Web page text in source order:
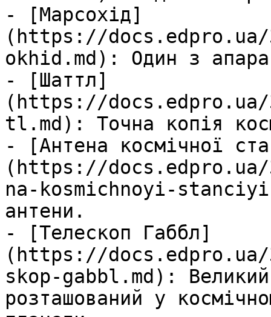
- [Марсохід]
(https://docs.edpro.ua/
okhid.md): Один з
- [Шаттл]
(https://docs.edpro.ua/
tl.md): Точна копія
- [Антена космічної
(https://docs.edpro.ua/
na-kosmichnoyi-
антени.
- [Телескоп Габбл]
(https://
skop-gabbl.md):
розташований у